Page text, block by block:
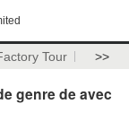
Tour >>
genre de avec